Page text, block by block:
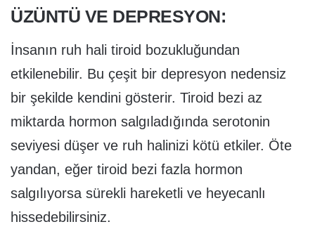
ÜZÜNTÜ VE DEPRESYON:
İnsanın ruh hali tiroid bozukluğundan
etkilenebilir. Bu çeşit bir depresyon nedensiz
bir şekilde kendini gösterir. Tiroid bezi az
miktarda hormon salgıladığında serotonin
seviyesi düşer ve ruh halinizi kötü etkiler. Öte
yandan, eğer tiroid bezi fazla hormon
salgılıyorsa sürekli hareketli ve heyecanlı
hissedebilirsiniz.